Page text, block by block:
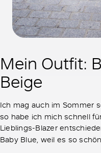
Mein Outfit:
Beige
Ich mag auch im Sommer
so habe ich mich schnell
Lieblings-Blazer
Baby Blue, weil es so